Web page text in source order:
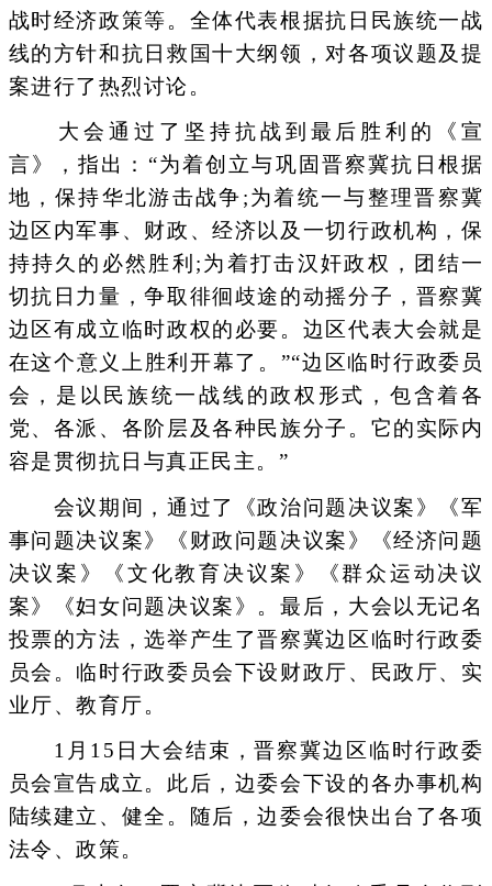
战时经济政策等。全体代表根据抗日民族统一战
线的方针和抗日救国十大纲领，对各项议题及提
案进行了热烈讨论。
大会通过了坚持抗战到最后胜利的《宣
言》，指出：“为着创立与巩固晋察冀抗日根据
地，保持华北游击战争;为着统一与整理晋察冀
边区内军事、财政、经济以及一切行政机构，保
持持久的必然胜利;为着打击汉奸政权，团结一
切抗日力量，争取徘徊歧途的动摇分子，晋察冀
边区有成立临时政权的必要。边区代表大会就是
在这个意义上胜利开幕了。”“边区临时行政委员
会，是以民族统一战线的政权形式，包含着各
党、各派、各阶层及各种民族分子。它的实际内
容是贯彻抗日与真正民主。”
会议期间，通过了《政治问题决议案》《军
事问题决议案》《财政问题决议案》《经济问题
决议案》《文化教育决议案》《群众运动决议
案》《妇女问题决议案》。最后，大会以无记名
投票的方法，选举产生了晋察冀边区临时行政委
员会。临时行政委员会下设财政厅、民政厅、实
业厅、教育厅。
1月15日大会结束，晋察冀边区临时行政委
员会宣告成立。此后，边委会下设的各办事机构
陆续建立、健全。随后，边委会很快出台了各项
法令、政策。